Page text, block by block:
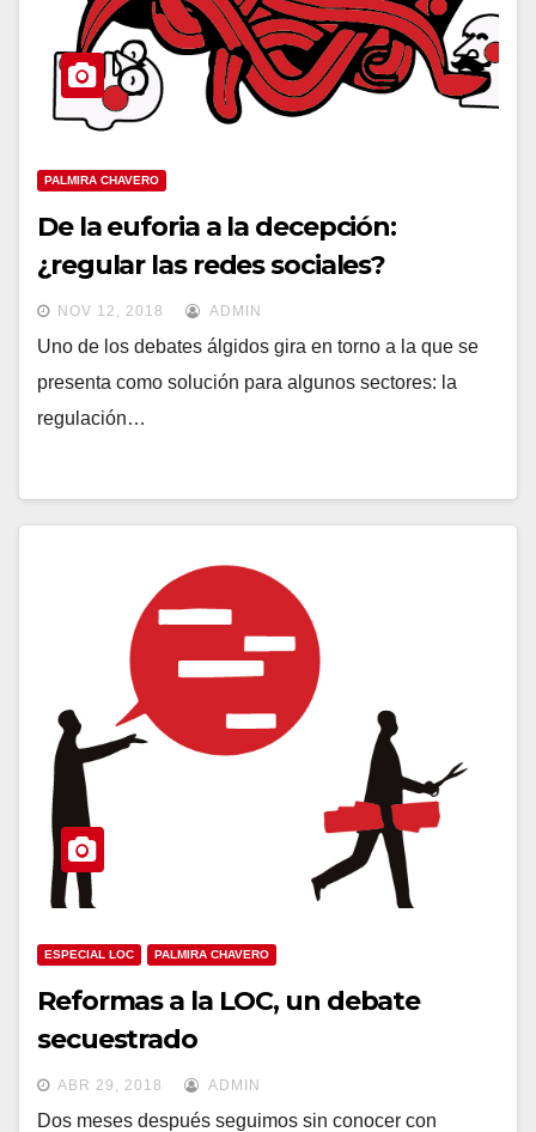
PALMIRA CHAVERO
De la euforia a la decepción:
¿regular las redes sociales?
NOV 12, 2018 ADMIN
Uno de los debates álgidos gira en torno a la que se
presenta como solución para algunos sectores: la
regulación…
ESPECIAL LOC PALMIRA CHAVERO
Reformas a la LOC, un debate
secuestrado
ABR 29, 2018 ADMIN
Dos meses después seguimos sin conocer con